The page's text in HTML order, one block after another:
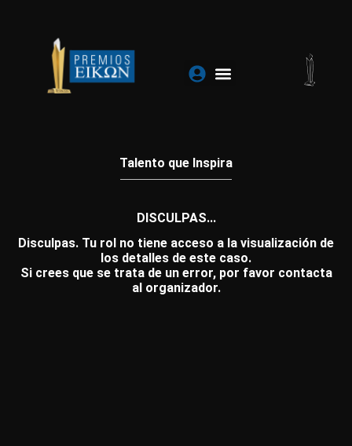
contenido
Talento que Inspira
DISCULPAS...
Disculpas. Tu rol no tiene acceso a la visualización de
los detalles de este caso.
Si crees que se trata de un error, por favor contacta
al organizador.